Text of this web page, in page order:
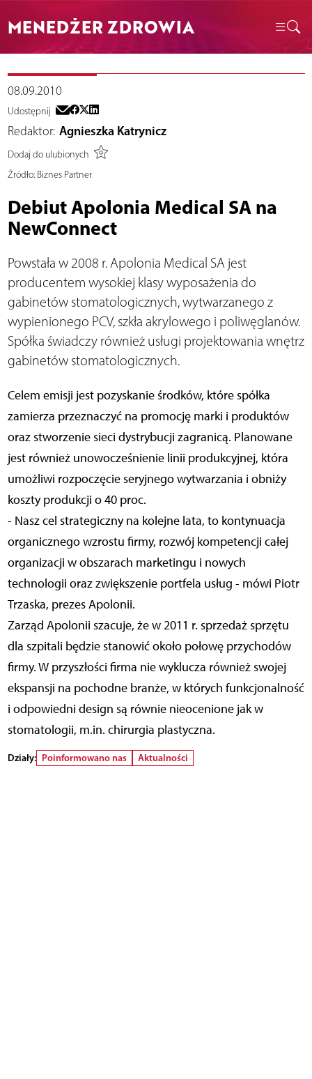
MENEDŻER ZDROWIA
08.09.2010
Udostępnij
Redaktor: Agnieszka Katrynicz
Dodaj do ulubionych
Źródło:Biznes Partner
Debiut Apolonia Medical SA na
NewConnect
Powstała w 2008 r. Apolonia Medical SA jest
producentem wysokiej klasy wyposażenia do
gabinetów stomatologicznych, wytwarzanego z
wypienionego PCV, szkła akrylowego i poliwęglanów.
Spółka świadczy również usługi projektowania wnętrz
gabinetów stomatologicznych.
Celem emisji jest pozyskanie środków, które spółka
zamierza przeznaczyć na promocję marki i produktów
oraz stworzenie sieci dystrybucji zagranicą. Planowane
jest również unowocześnienie linii produkcyjnej, która
umożliwi rozpoczęcie seryjnego wytwarzania i obniży
koszty produkcji o 40 proc.
- Nasz cel strategiczny na kolejne lata, to kontynuacja
organicznego wzrostu firmy, rozwój kompetencji całej
organizacji w obszarach marketingu i nowych
technologii oraz zwiększenie portfela usług - mówi Piotr
Trzaska, prezes Apolonii.
Zarząd Apolonii szacuje, że w 2011 r. sprzedaż sprzętu
dla szpitali będzie stanowić około połowę przychodów
firmy. W przyszłości firma nie wyklucza również swojej
ekspansji na pochodne branże, w których funkcjonalność
i odpowiedni design są równie nieocenione jak w
stomatologii, m.in. chirurgia plastyczna.
Działy: Poinformowano nas Aktualności